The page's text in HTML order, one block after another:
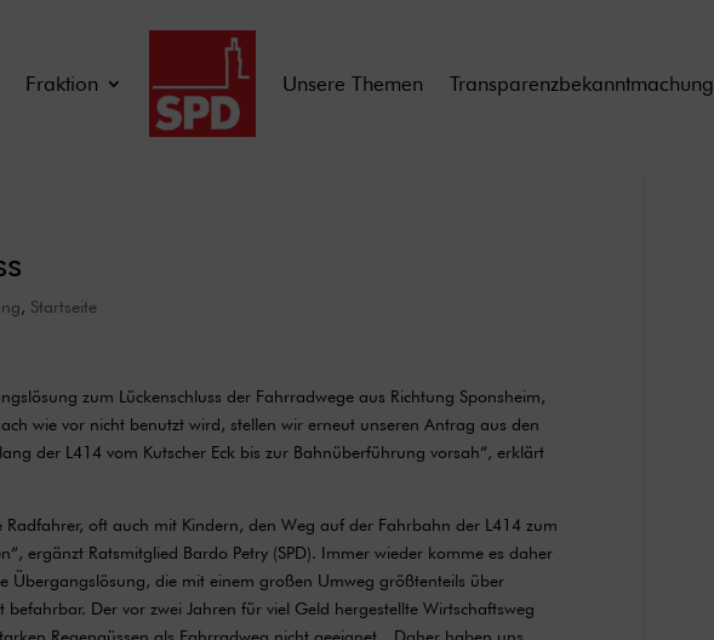
Fraktion Unsere Themen Transparenzbekanntmachung
, Startseite
zum Lückenschluss der Fahrradwege aus Richtung Sponsheim,
wie vor nicht benutzt wird, stellen wir erneut unseren Antrag aus den
der L414 vom Kutscher Eck bis zur Bahnüberführung vorsah“, erklärt
Radfahrer, oft auch mit Kindern, den Weg auf der Fahrbahn der L414 zum
ergänzt Ratsmitglied Bardo Petry (SPD). Immer wieder komme es daher
Übergangslösung, die mit einem großen Umweg größtenteils über
Der vor zwei Jahren für viel Geld hergestellte Wirtschaftsweg
Regengüssen als Fahrradweg nicht geeignet. „Daher haben uns